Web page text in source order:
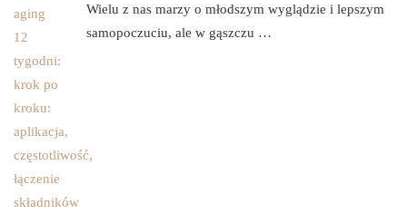
Wielu z nas marzy o młodszym wyglądzie i lepszym
samopoczuciu, ale w gąszczu …